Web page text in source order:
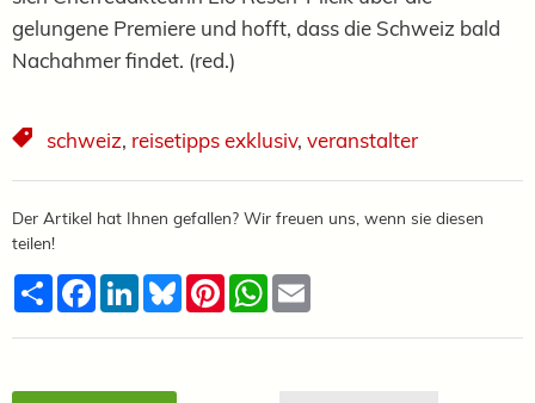
gelungene Premiere und hofft, dass die Schweiz bald
Nachahmer findet. (red.)
schweiz, reisetipps exklusiv, veranstalter
Der Artikel hat Ihnen gefallen? Wir freuen uns, wenn sie diesen
teilen!
TeilenFacebook
LinkedInBlueskyPinterestWhatsApp